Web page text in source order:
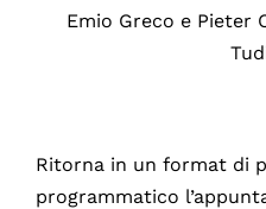
Emio Greco e Pieter
Ritorna in un format di
programmatico